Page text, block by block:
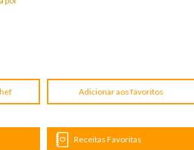
Adicionar aos favoritos
Receitas Favoritas